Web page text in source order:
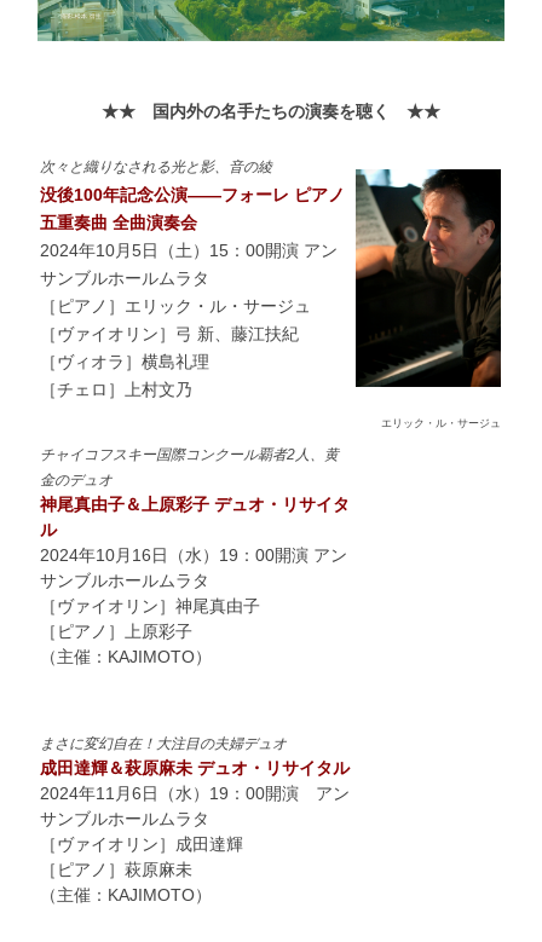
★★ 国内外の名手たちの演奏を聴く ★★
次々と織りなされる光と影、音の綾
没後100年記念公演――フォーレ ピアノ
五重奏曲 全曲演奏会
2024年10月5日（土）15：00開演 アン
サンブルホールムラタ
［ピアノ］エリック・ル・サージュ
［ヴァイオリン］弓 新、藤江扶紀
［ヴィオラ］横島礼理
［チェロ］上村文乃
エリック・ル・サージュ
チャイコフスキー国際コンクール覇者2人、黄
金のデュオ
神尾真由子＆上原彩子 デュオ・リサイタ
ル
2024年10月16日（水）19：00開演 アン
サンブルホールムラタ
［ヴァイオリン］神尾真由子
［ピアノ］上原彩子
（主催：KAJIMOTO）
まさに変幻自在！大注目の夫婦デュオ
成田達輝＆萩原麻未 デュオ・リサイタル
2024年11月6日（水）19：00開演 アン
サンブルホールムラタ
［ヴァイオリン］成田達輝
［ピアノ］萩原麻未
（主催：KAJIMOTO）